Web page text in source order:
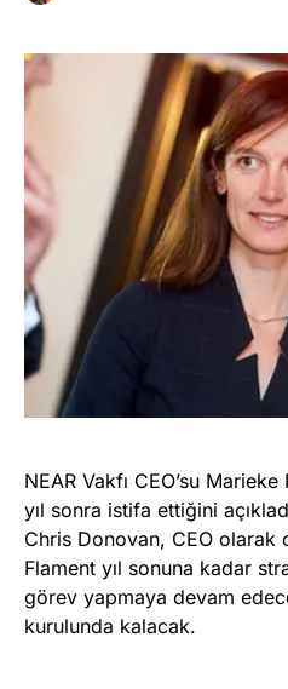
NEAR Vakfı CEO’su
yıl sonra istifa ettiğini
Chris Donovan, CEO olarak
Flament yıl sonuna kadar
görev yapmaya devam
kurulunda kalacak.